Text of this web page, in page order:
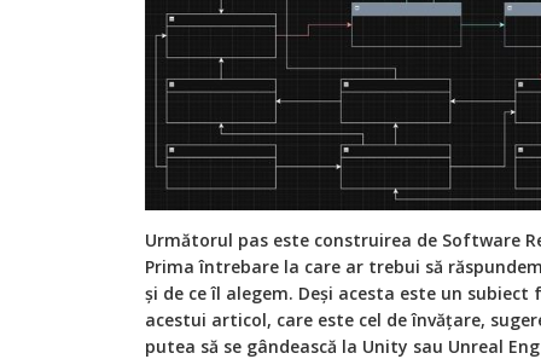
Următorul pas este construirea de Software
Prima întrebare la care ar trebui să
și de ce îl alegem. Deși acesta este un
acestui articol, care este cel de învățare,
putea să se gândească la Unity sau Unreal